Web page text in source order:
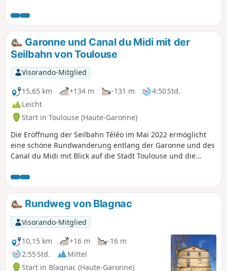
Garonne und Canal du Midi mit der
Seilbahn von Toulouse
Visorando-Mitglied
15,65 km
+134 m -131 m
4:50 Std.
Leicht
Start in Toulouse (Haute-Garonne)
Die Eröffnung der Seilbahn Téléo im Mai 2022 ermöglicht
eine schöne Rundwanderung entlang der Garonne und des
Canal du Midi mit Blick auf die Stadt Toulouse und die
morgens in voller Sonne. Die Metrolinie B, die alternative
Abfahrtsmöglichkeiten bietet, lässt die Orientierungspunkte
(4) und (8) außer Acht. Beachten Sie, dass die Nutzung der
Seilbahn zu einer Verzerrung in den technischen Daten von
Visorando führt: Der Höhenunterschied ist sehr gering und
die Wanderung ist nur etwa 12 km lang, mit einer Gehzeit
von 2,5 bis 3 Stunden.
Rundweg von Blagnac
Visorando-Mitglied
10,15 km
+16 m
-16 m
2:55 Std.
Mittel
Start in Blagnac (Haute-Garonne)